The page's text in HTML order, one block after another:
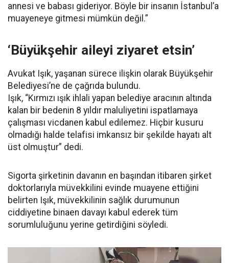
annesi ve babası gideriyor. Böyle bir insanın İstanbul’a
muayeneye gitmesi mümkün değil.”
‘Büyükşehir aileyi ziyaret etsin’
Avukat Işık, yaşanan sürece ilişkin olarak Büyükşehir
Belediyesi’ne de çağrıda bulundu.
Işık, “Kırmızı ışık ihlali yapan belediye aracının altında
kalan bir bedenin 8 yıldır maluliyetini ispatlamaya
çalışması vicdanen kabul edilemez. Hiçbir kusuru
olmadığı halde telafisi imkansız bir şekilde hayatı alt
üst olmuştur” dedi.
Sigorta şirketinin davanın en başından itibaren şirket
doktorlarıyla müvekkilini evinde muayene ettiğini
belirten Işık, müvekkilinin sağlık durumunun
ciddiyetine binaen davayı kabul ederek tüm
sorumluluğunu yerine getirdiğini söyledi.